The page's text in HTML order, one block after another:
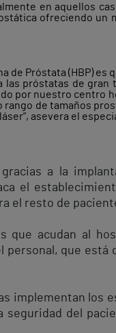
en aquellos
ofreciendo un
de Próstata (HBP) es
próstatas de gran
por nuestro centro
de tamaños
asevera el
a la
el
el resto de
que acudan al
que está
implementan los
del